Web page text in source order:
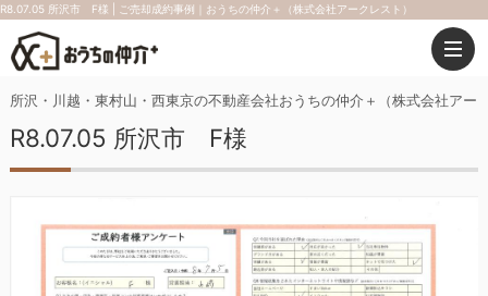
R8.07.05 所沢市 F様 | ご売却成約事例｜おうちの仲介＋（株式会社アークレスト）
所沢・川越・東村山・西東京の不動産会社おうちの仲介＋（株式会社アー
R8.07.05 所沢市 F様